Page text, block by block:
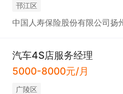
邗江区
中国人寿保险股份有限公司扬
汽车4S店服务经理
5000-8000元/月
广陵区